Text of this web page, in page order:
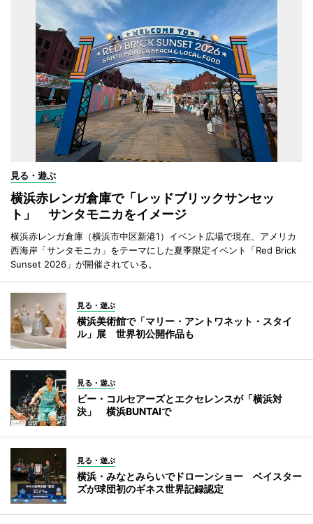
見る・遊ぶ
横浜赤レンガ倉庫で「レッドブリックサンセッ
ト」 サンタモニカをイメージ
横浜赤レンガ倉庫（横浜市中区新港1）イベント広場で現在、アメリカ
西海岸「サンタモニカ」をテーマにした夏季限定イベント「Red Brick
Sunset 2026」が開催されている。
見る・遊ぶ
横浜美術館で「マリー・アントワネット・スタイ
ル」展 世界初公開作品も
見る・遊ぶ
ビー・コルセアーズとエクセレンスが「横浜対
決」 横浜BUNTAIで
見る・遊ぶ
横浜・みなとみらいでドローンショー ベイスター
ズが球団初のギネス世界記録認定